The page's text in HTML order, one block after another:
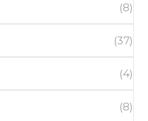
(8)
(37)
(4)
(8)